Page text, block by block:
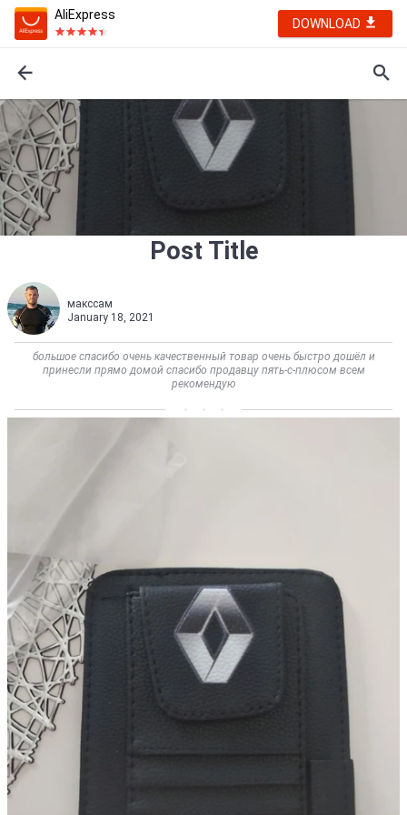
AliExpress
DOWNLOAD
Post Title
макссам
January 18, 2021
большое спасибо очень качественный товар очень быстро дошёл и
принесли прямо домой спасибо продавцу пять-с-плюсом всем
рекомендую